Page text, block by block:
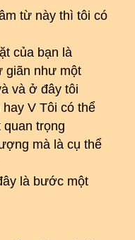
từ này thì tôi có
của bạn là
giãn như một
và ở đây tôi
V Tôi có thể
quan trọng
mà là cụ thể
là bước một